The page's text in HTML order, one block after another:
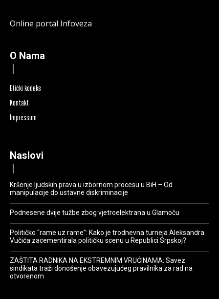
Online portal Infoveza
O Nama
Etički kodeks
Kontakt
Impressum
Naslovi
Kršenje ljudskih prava u izbornom procesu u BiH – Od
manipulacije do ustavne diskriminacije
Podnesene dvije tužbe zbog vjetroelektrana u Glamoču
Političko “rame uz rame”: Kako je trodnevna turneja Aleksandra
Vučića zacementirala političku scenu u Republici Srpskoj?
ZAŠTITA RADNIKA NA EKSTREMNIM VRUĆINAMA: Savez
sindikata traži donošenje obavezujućeg pravilnika za rad na
otvorenom